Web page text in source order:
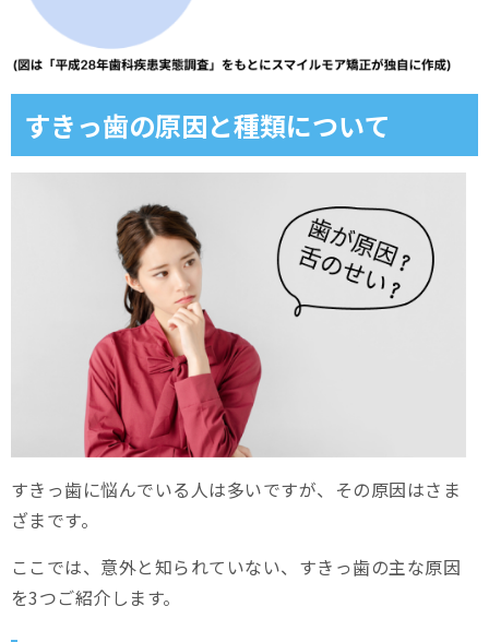
気になる疑問にお答え！すきっ歯に関するよくある質問
１．すきっ歯が自然に治ることはある？
２．すきっ歯はかわいい？イケメン？
すきっ歯に悩んでいるならまずは歯科医院へ相談しましょ
すきっ歯の原因と種類について
すきっ歯に悩んでいる人は多いですが、その原因はさま
ざまです。
ここでは、意外と知られていない、すきっ歯の主な原因
を3つご紹介します。